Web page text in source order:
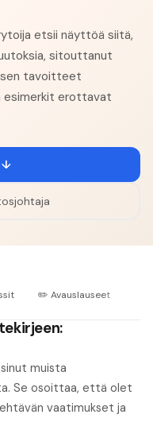
etsii näyttöä siitä,
sitouttanut
tavoitteet
esimerkit erottavat
↓
✏️ Avauslauseet
muista
Se osoittaa, että olet
vaatimukset ja